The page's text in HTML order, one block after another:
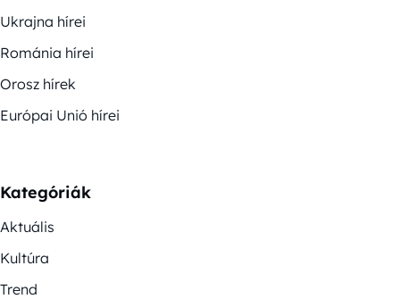
Ukrajna hírei
Románia hírei
Orosz hírek
Európai Unió hírei
Kategóriák
Aktuális
Kultúra
Trend